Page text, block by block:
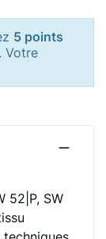
5 points
Votre
52|P, SW